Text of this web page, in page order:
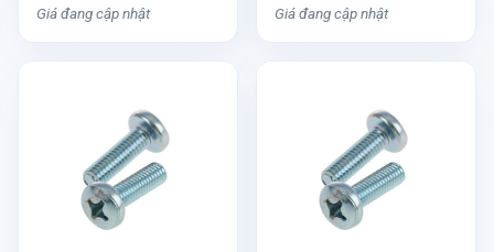
Giá đang cập nhật Giá đang cập nhật